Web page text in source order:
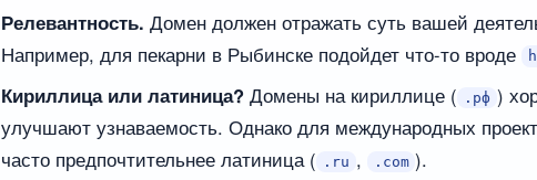
Релевантность. Домен должен отражать суть вашей
Например, для пекарни в Рыбинске подойдет что-то вроде
Кириллица или латиница? Домены на кириллице ( .рф )
улучшают узнаваемость. Однако для международных
часто предпочтительнее латиница (
.ru , .com ).